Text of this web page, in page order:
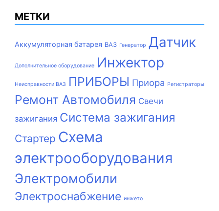
МЕТКИ
Аккумуляторная батарея ВАЗ Генератор Датчик
Дополнительное оборудование Инжектор
Неисправности ВАЗ ПРИБОРЫ Приора Регистраторы
Ремонт Автомобиля Свечи
зажигания Система зажигания
Стартер Схема
электрооборудования
Электромобили
Электроснабжение инжето